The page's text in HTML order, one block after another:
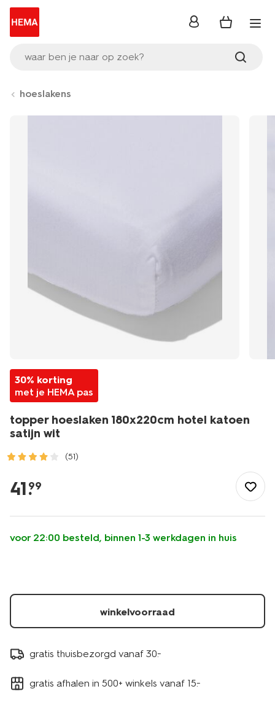
waar ben je naar op zoek?
inloggen
hoeslakens
30% korting
met je HEMA pas
topper hoeslaken 180x220cm hotel katoen
satijn wit
(51)
slapen/slapen/hoeslaken/topper-
hoeslaken-
hotel-
katoen-
satijn-
41.
99
voor 22:00 besteld, binnen 1-3 werkdagen in huis
winkelvoorraad
gratis thuisbezorgd vanaf 30.-
gratis afhalen in 500+ winkels vanaf 15.-